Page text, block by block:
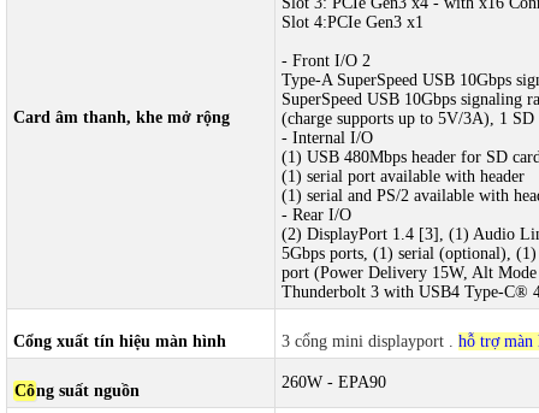
Card âm thanh, khe mở rộng
Slot 4:PCIe Gen3 x1
- Front I/O 2
Type-A SuperSpeed USB 10Gbps
SuperSpeed USB 10Gbps signaling
(charge supports up to 5V/3A), 1
- Internal I/O
(1) USB 480Mbps header for SD
(1) serial port available with header
(1) serial and PS/2 available with
- Rear I/O
(2) DisplayPort 1.4 [3], (1) Audio
5Gbps ports, (1) serial (optional),
port (Power Delivery 15W, Alt
Thunderbolt 3 with USB4 Type-C®
Cổng xuất tín hiệu màn hình 3 cổng mini displayport . hỗ trợ màn
Công suất nguồn 260W - EPA90